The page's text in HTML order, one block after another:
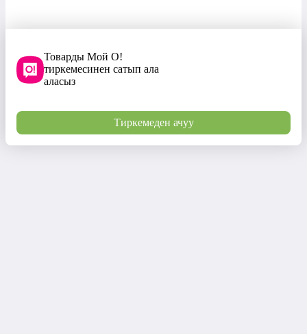
Товарды Мой О!
тиркемесинен сатып ала
аласыз
Тиркемеден ачуу